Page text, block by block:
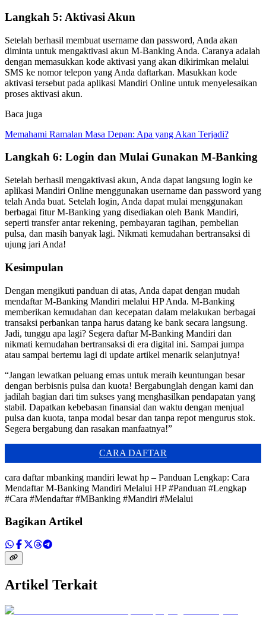
Langkah 5: Aktivasi Akun
Setelah berhasil membuat username dan password, Anda akan
diminta untuk mengaktivasi akun M-Banking Anda. Caranya adalah
dengan memasukkan kode aktivasi yang akan dikirimkan melalui
SMS ke nomor telepon yang Anda daftarkan. Masukkan kode
aktivasi tersebut pada aplikasi Mandiri Online untuk menyelesaikan
proses aktivasi akun.
Baca juga
Memahami Ramalan Masa Depan: Apa yang Akan Terjadi?
Langkah 6: Login dan Mulai Gunakan M-Banking
Setelah berhasil mengaktivasi akun, Anda dapat langsung login ke
aplikasi Mandiri Online menggunakan username dan password yang
telah Anda buat. Setelah login, Anda dapat mulai menggunakan
berbagai fitur M-Banking yang disediakan oleh Bank Mandiri,
seperti transfer antar rekening, pembayaran tagihan, pembelian
pulsa, dan masih banyak lagi. Nikmati kemudahan bertransaksi di
ujung jari Anda!
Kesimpulan
Dengan mengikuti panduan di atas, Anda dapat dengan mudah
mendaftar M-Banking Mandiri melalui HP Anda. M-Banking
memberikan kemudahan dan kecepatan dalam melakukan berbagai
transaksi perbankan tanpa harus datang ke bank secara langsung.
Jadi, tunggu apa lagi? Segera daftar M-Banking Mandiri dan
nikmati kemudahan bertransaksi di era digital ini. Sampai jumpa
atau sampai bertemu lagi di update artikel menarik selanjutnya!
“Jangan lewatkan peluang emas untuk meraih keuntungan besar
dengan berbisnis pulsa dan kuota! Bergabunglah dengan kami dan
jadilah bagian dari tim sukses yang menghasilkan pendapatan yang
stabil. Dapatkan kebebasan finansial dan waktu dengan menjual
pulsa dan kuota, tanpa modal besar dan tanpa repot mengurus stok.
Segera bergabung dan rasakan manfaatnya!”
CARA DAFTAR
cara daftar mbanking mandiri lewat hp – Panduan Lengkap: Cara
Mendaftar M-Banking Mandiri Melalui HP #Panduan #Lengkap
#Cara #Mendaftar #MBanking #Mandiri #Melalui
Bagikan Artikel
Artikel Terkait